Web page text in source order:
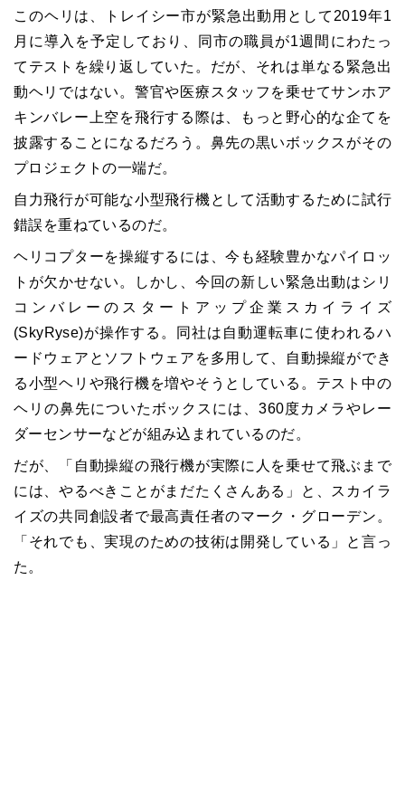
このヘリは、トレイシー市が緊急出動用として2019年1
月に導入を予定しており、同市の職員が1週間にわたっ
てテストを繰り返していた。だが、それは単なる緊急出
動ヘリではない。警官や医療スタッフを乗せてサンホア
キンバレー上空を飛行する際は、もっと野心的な企てを
披露することになるだろう。鼻先の黒いボックスがその
プロジェクトの一端だ。
自力飛行が可能な小型飛行機として活動するために試行
錯誤を重ねているのだ。
ヘリコプターを操縦するには、今も経験豊かなパイロッ
トが欠かせない。しかし、今回の新しい緊急出動はシリ
コンバレーのスタートアップ企業スカイライズ
(SkyRyse)が操作する。同社は自動運転車に使われるハ
ードウェアとソフトウェアを多用して、自動操縦ができ
る小型ヘリや飛行機を増やそうとしている。テスト中の
ヘリの鼻先についたボックスには、360度カメラやレー
ダーセンサーなどが組み込まれているのだ。
だが、「自動操縦の飛行機が実際に人を乗せて飛ぶまで
には、やるべきことがまだたくさんある」と、スカイラ
イズの共同創設者で最高責任者のマーク・グローデン。
「それでも、実現のための技術は開発している」と言っ
た。